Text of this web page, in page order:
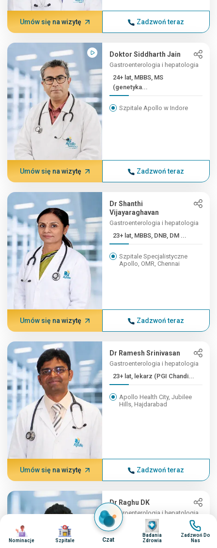
Umów się na wizytę Zadzwoń teraz
Doktor Siddharth Jain
Gastroenterologia i hepatologia
24+ lat, MBBS, MS
(genetyka...
Szpitale Apollo w Indore
Umów się na wizytę Zadzwoń teraz
Dr Shanthi
Vijayaraghavan
Gastroenterologia i hepatologia
23+ lat, MBBS, DNB, DM ...
Szpitale Specjalistyczne
Apollo, OMR, Chennai
Umów się na wizytę Zadzwoń teraz
Dr Ramesh Srinivasan
Gastroenterologia i hepatologia
23+ lat, lekarz (PGI Chandi...
Apollo Health City, Jubilee
Hills, Hajdarabad
Umów się na wizytę Zadzwoń teraz
Dr Raghu DK
Gastroenterologia i hepatologia
23+ lat, MBBS(OSM), MD(...
Obraz
Nominacje
Obraz
Szpitale Czat
Obraz
Badania
Zdrowia
Obraz
Zadzwoń Do
Nas